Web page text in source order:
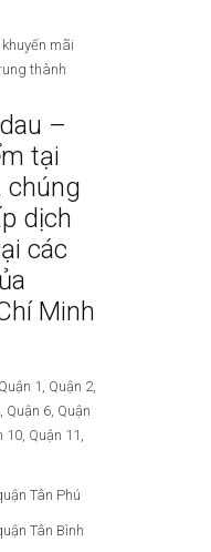
mãi
thành
–
tại
chúng
dịch
các
Minh
1, Quận 2,
Quận 6, Quận
10, Quận 11,
Tân Phú
Tân Bình